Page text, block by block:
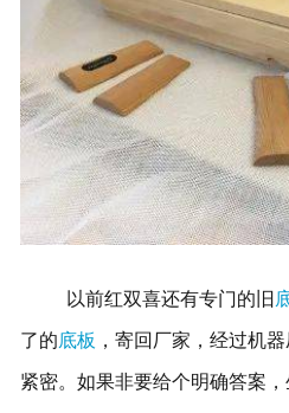
以前红双喜还有专门的旧
了的底板 ，寄回厂家，经过机
紧密。 如果非要给个明确答案，